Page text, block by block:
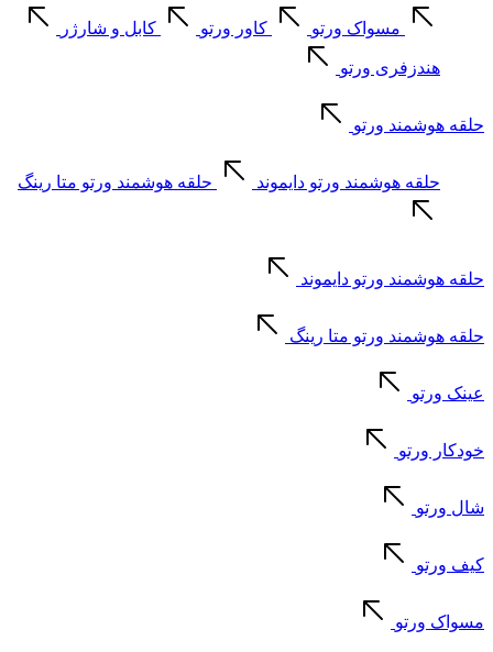
مسواک ورتو کاور ورتو کابل و شارژر
هندزفری ورتو
حلقه هوشمند ورتو
حلقه هوشمند ورتو دایموند حلقه هوشمند ورتو متا رینگ
حلقه هوشمند ورتو دایموند
حلقه هوشمند ورتو متا رینگ
عینک ورتو
خودکار ورتو
شال ورتو
کیف ورتو
مسواک ورتو